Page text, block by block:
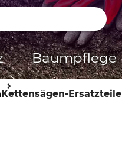
Baumpflege
Kettensägen-Ersatzteile